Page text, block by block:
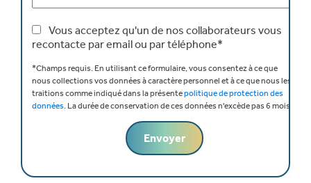
Vous acceptez qu'un de nos collaborateurs vous
recontacte par email ou par téléphone*
*Champs requis.En utilisant ce formulaire, vous consentez à ce que
nous collections vos données à caractère personnel et à ce que nous les
traitions comme indiqué dans la présentepolitique de protection des
données.La durée de conservation de ces données n'excède pas 6 mois.